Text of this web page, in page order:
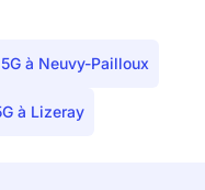
5G à Neuvy-Pailloux
à Lizeray